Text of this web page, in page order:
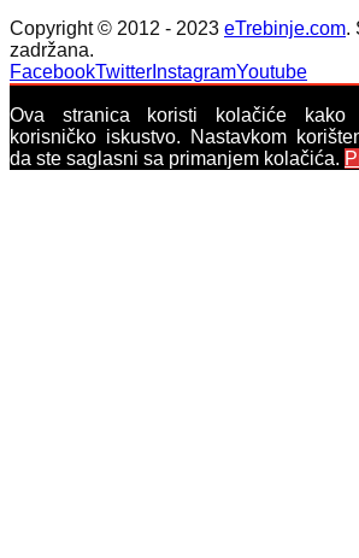
Copyright © 2012 - 2023 eTrebinje.com.
zadržana.
FacebookTwitter InstagramYoutube
Ova stranica koristi kolačiće
korisničko iskustvo. Nastavkom
da ste saglasni sa primanjem kolačića.